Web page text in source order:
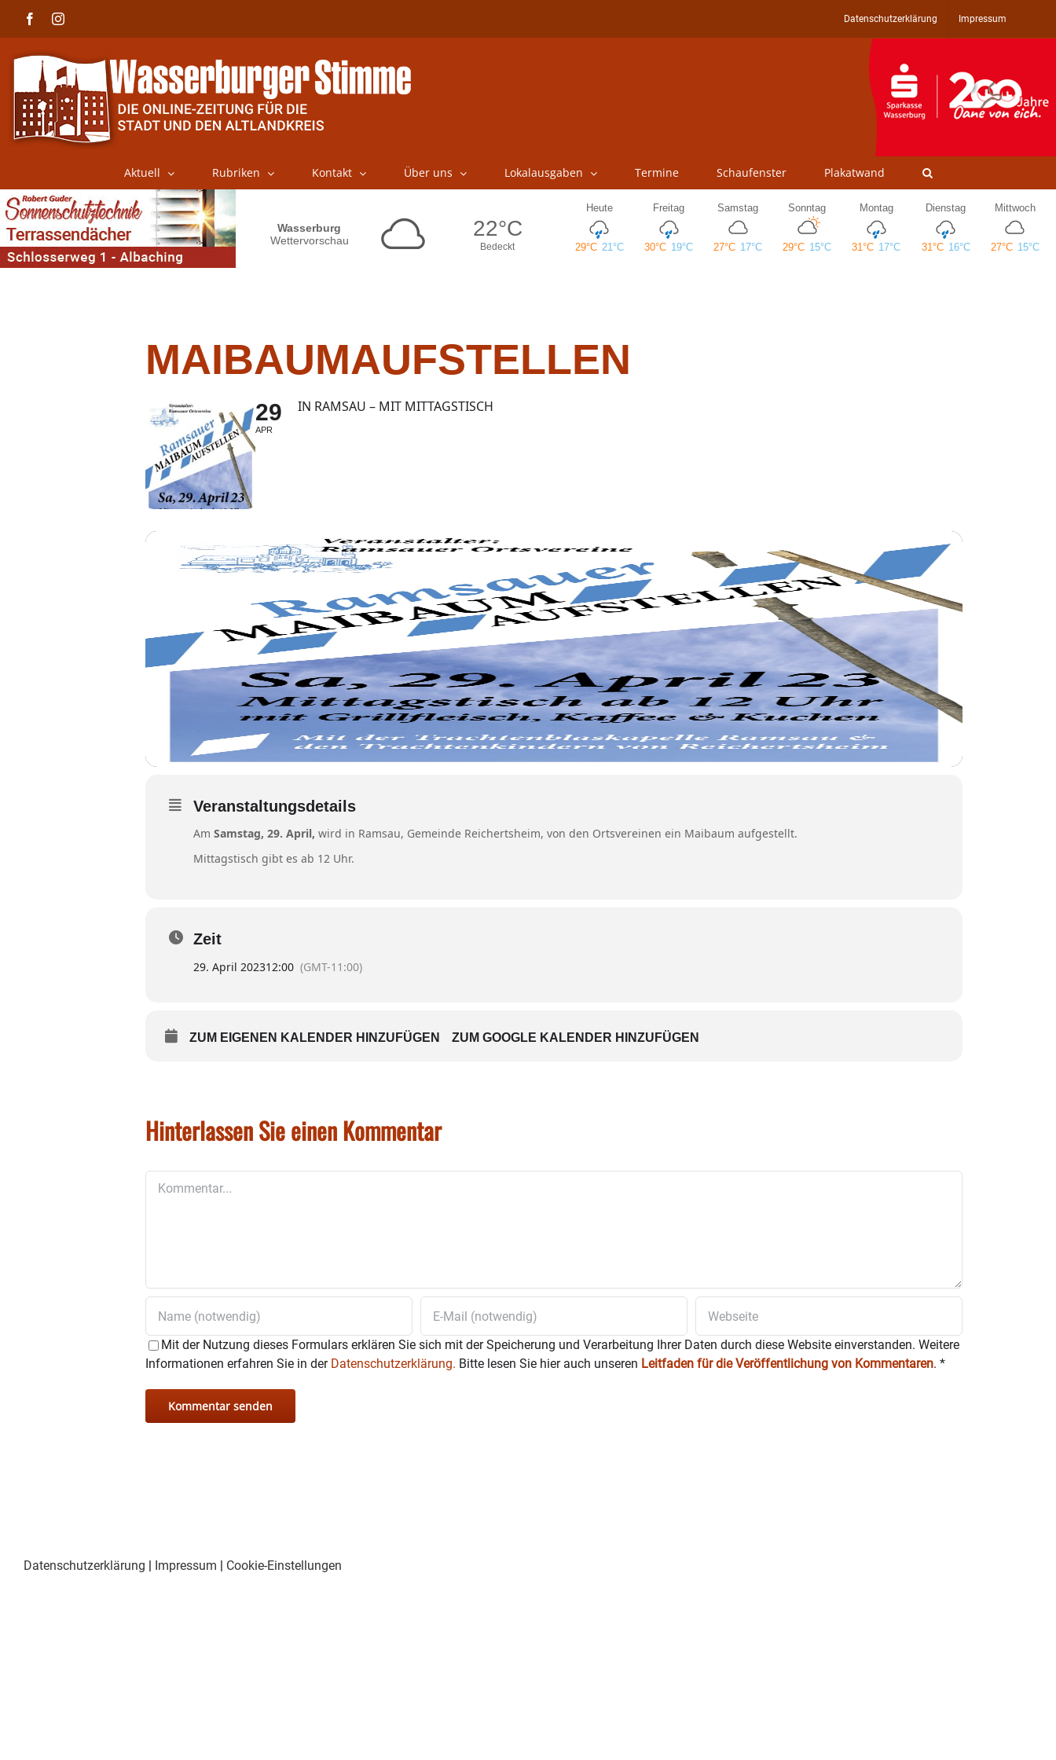
FacebookInstagram Datenschutzerklärung Impressum
Aktuell Rubriken Kontakt Über uns Lokalausgaben Termine Schaufenster Plakatwand
MAIBAUMAUFSTELLEN
29
APR
IN RAMSAU – MIT MITTAGSTISCH
Veranstaltungsdetails
Am Samstag, 29. April, wird in Ramsau, Gemeinde Reichertsheim, von den Ortsvereinen ein Maibaum aufgestellt.
Mittagstisch gibt es ab 12 Uhr.
Zeit
29. April 202312:00 (GMT-11:00)
ZUM EIGENEN KALENDER HINZUFÜGEN ZUM GOOGLE KALENDER HINZUFÜGEN
Hinterlassen Sie einen Kommentar
Mit der Nutzung dieses Formulars erklären Sie sich mit der Speicherung und Verarbeitung Ihrer Daten durch diese Website einverstanden. Weitere
Informationen erfahren Sie in der Datenschutzerklärung. Bitte lesen Sie hier auch unseren Leitfaden für die Veröffentlichung von Kommentaren. *
Datenschutzerklärung | Impressum | Cookie-Einstellungen